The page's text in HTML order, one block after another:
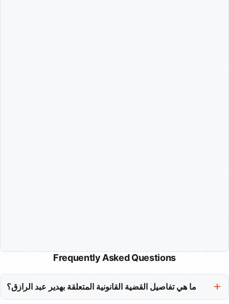
Frequently Asked Questions
ما هي تفاصيل القضية القانونية المتعلقة بهدير عبد الرازق؟